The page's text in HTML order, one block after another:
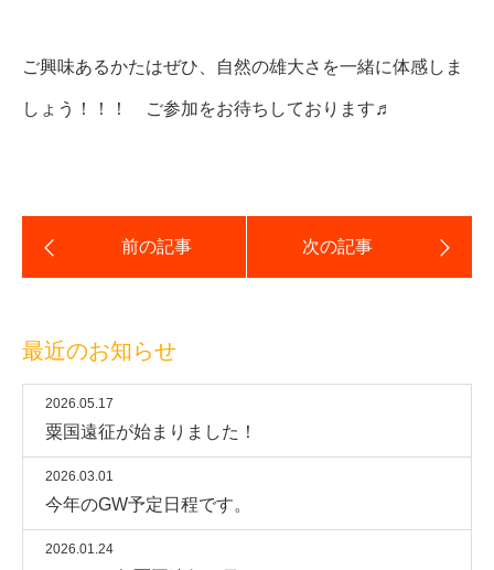
ご興味あるかたはぜひ、自然の雄大さを一緒に体感しま
しょう！！！ ご参加をお待ちしております♬
最近のお知らせ
2026.05.17
粟国遠征が始まりました！
2026.03.01
今年のGW予定日程です。
2026.01.24